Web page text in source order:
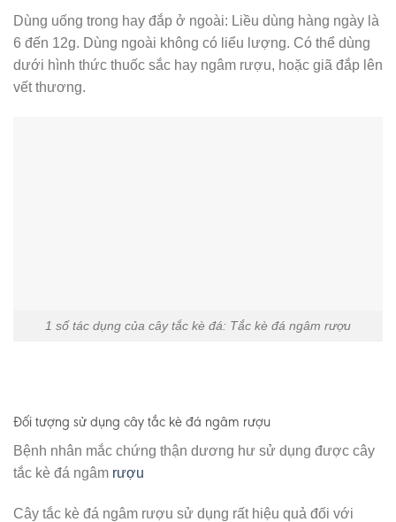
Dùng uống trong hay đắp ở ngoài: Liều dùng hàng ngày là
6 đến 12g. Dùng ngoài không có liểu lượng. Có thể dùng
dưới hình thức thuốc sắc hay ngâm rượu, hoặc giã đắp lên
vết thương.
1 số tác dụng của cây tắc kè đá: Tắc kè đá ngâm rượu
Đối tượng sử dụng cây tắc kè đá ngâm rượu
Bệnh nhân mắc chứng thận dương hư sử dụng được cây
tắc kè đá ngâm rượu
Cây tắc kè đá ngâm rượu sử dụng rất hiệu quả đối với